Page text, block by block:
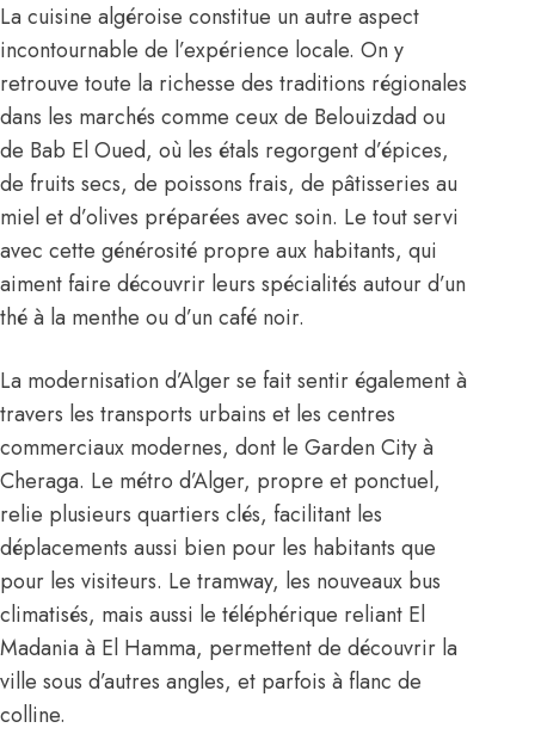
La cuisine algéroise constitue un autre aspect
incontournable de l’expérience locale. On y
retrouve toute la richesse des traditions régionales
dans les marchés comme ceux de Belouizdad ou
de Bab El Oued, où les étals regorgent d’épices,
de fruits secs, de poissons frais, de pâtisseries au
miel et d’olives préparées avec soin. Le tout servi
avec cette générosité propre aux habitants, qui
aiment faire découvrir leurs spécialités autour d’un
thé à la menthe ou d’un café noir.
La modernisation d’Alger se fait sentir également à
travers les transports urbains et les centres
commerciaux modernes, dont le Garden City à
Cheraga. Le métro d’Alger, propre et ponctuel,
relie plusieurs quartiers clés, facilitant les
déplacements aussi bien pour les habitants que
pour les visiteurs. Le tramway, les nouveaux bus
climatisés, mais aussi le téléphérique reliant El
Madania à El Hamma, permettent de découvrir la
ville sous d’autres angles, et parfois à flanc de
colline.